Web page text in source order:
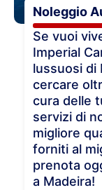
Noleggio
Se vuoi
Imperial
lussuosi di
cercare
cura delle
servizi di
migliore
forniti al
prenota
a Madeira!